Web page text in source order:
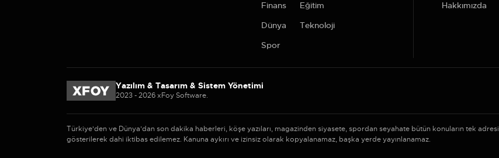
Finans
Dünya
Spor
Eğitim
Teknoloji
Hakkımızda
Yazılım & Tasarım & Sistem Yönetimi
2023 - 2026 xFoy Software.
Türkiye'den ve Dünya’dan son dakika haberleri, köşe yazıları, magazinden siyasete, spordan seyahate bütün konuların tek adresi
gösterilerek dahi iktibas edilemez. Kanuna aykırı ve izinsiz olarak kopyalanamaz, başka yerde yayınlanamaz.